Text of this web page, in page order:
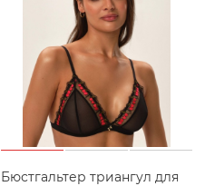
Бюстгальтер триангул для